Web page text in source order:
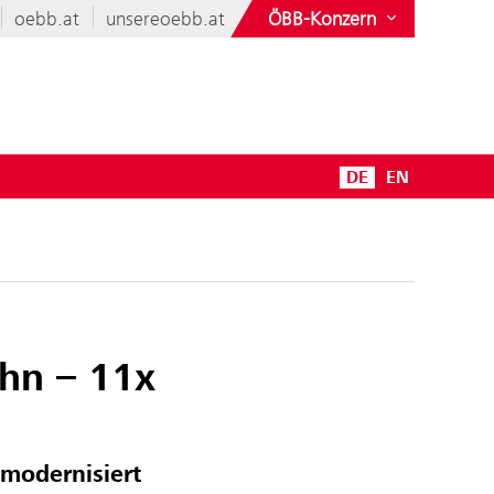
oebb.at unsereoebb.at ÖBB-Konzern
DE EN
– 11x